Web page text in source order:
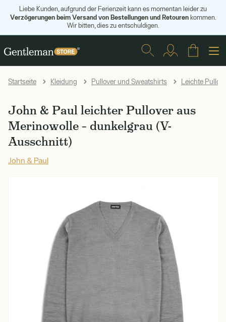
Liebe Kunden, aufgrund der Ferienzeit kann es momentan leider zu
Verzögerungen beim Versand von Bestellungen und Retourenkommen.
Wir bitten, dies zu entschuldigen.
Startseite Kleidung Pullover und Sweatshirts Leichte
John & Paul leichter Pullover aus
Merinowolle – dunkelgrau (V-
Ausschnitt)
John & Paul